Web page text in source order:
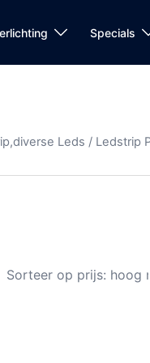
Specials
Leds / Ledstrip